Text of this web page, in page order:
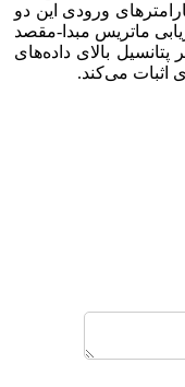
ورودی این دو
ماتریس مبدا-مقصد
این امر پتانسیل بالای داده‌های
اثبات می‌کند.